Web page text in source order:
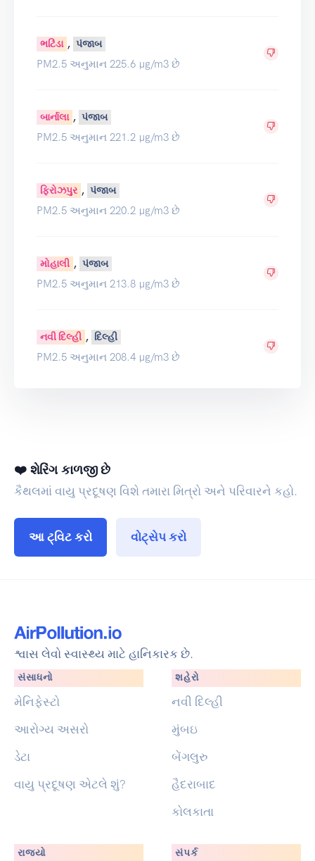
ભટિંડા , પંજાબ
PM2.5 અનુમાન 225.6 µg/m3 છે
બાર્નાલા , પંજાબ
PM2.5 અનુમાન 221.2 µg/m3 છે
ફિરોઝપુર , પંજાબ
PM2.5 અનુમાન 220.2 µg/m3 છે
મોહાલી , પંજાબ
PM2.5 અનુમાન 213.8 µg/m3 છે
નવી દિલ્હી , દિલ્હી
PM2.5 અનુમાન 208.4 µg/m3 છે
❤️ શેરિંગ કાળજી છે
કૈથલમાં વાયુ પ્રદૂષણ વિશે તમારા મિત્રો અને પરિવારને કહો.
આ ટ્વિટ કરો વોટ્સેપ કરો
શ્વાસ લેવો સ્વાસ્થ્ય માટે હાનિકારક છે.
સંસાધનો
મેનિફેસ્ટો
આરોગ્ય અસરો
ડેટા
વાયુ પ્રદૂષણ એટલે શું?
શહેરો
નવી દિલ્હી
મુંબઇ
બેંગલુરુ
હૈદરાબાદ
કોલકાતા
રાજ્યો સંપર્ક